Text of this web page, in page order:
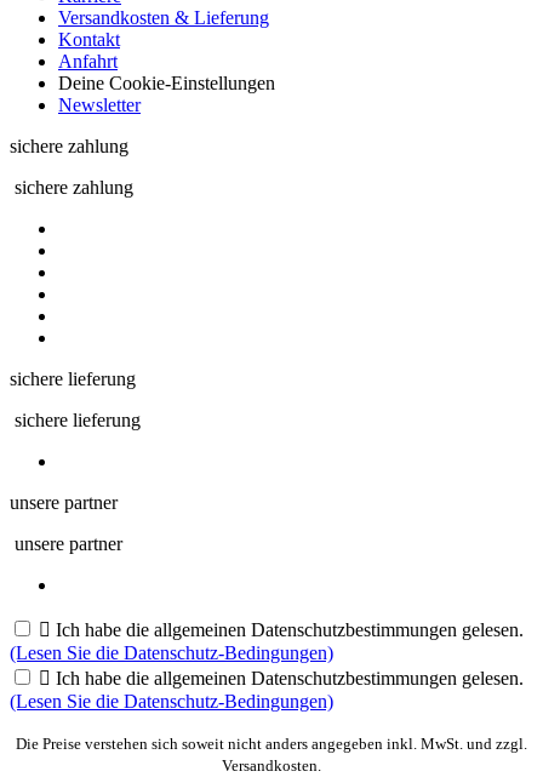
Versandkosten & Lieferung
Kontakt
Anfahrt
Deine Cookie-Einstellungen
Newsletter
sichere zahlung
sichere zahlung
sichere lieferung
sichere lieferung
unsere partner
unsere partner
 Ich habe die allgemeinen Datenschutzbestimmungen gelesen.
(Lesen Sie die Datenschutz-Bedingungen)
 Ich habe die allgemeinen Datenschutzbestimmungen gelesen.
(Lesen Sie die Datenschutz-Bedingungen)
Die Preise verstehen sich soweit nicht anders angegeben inkl. MwSt. und zzgl.
Versandkosten.